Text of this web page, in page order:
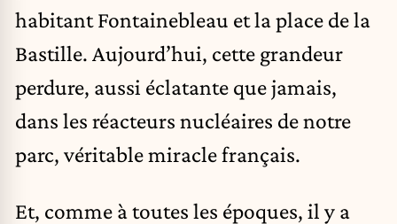
habitant Fontainebleau et la place de la
Bastille. Aujourd’hui, cette grandeur
perdure, aussi éclatante que jamais,
dans les réacteurs nucléaires de notre
parc, véritable miracle français.
Et, comme à toutes les époques, il y a